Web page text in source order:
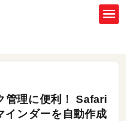
管理に便利！ Safari
インダーを自動作成